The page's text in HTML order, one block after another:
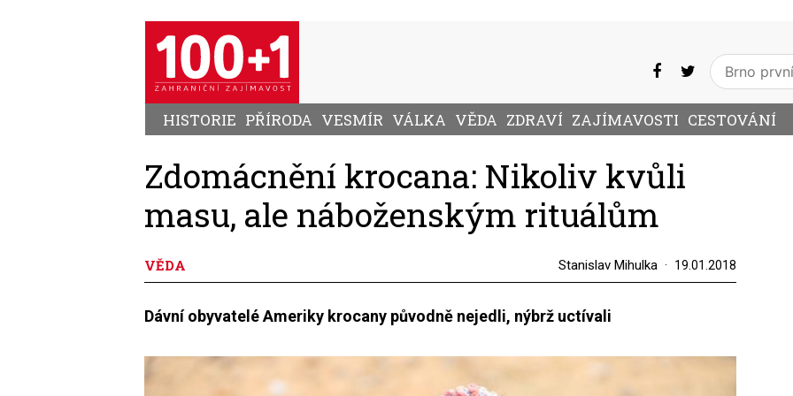
HISTORIE PŘÍRODA VESMÍR VÁLKA VĚDA ZDRAVÍ ZAJÍMAVOSTI CESTOVÁNÍ
Zdomácnění krocana: Nikoliv kvůli
masu, ale náboženským rituálům
VĚDA Stanislav Mihulka 19.01.2018
Dávní obyvatelé Ameriky krocany původně nejedli, nýbrž uctívali